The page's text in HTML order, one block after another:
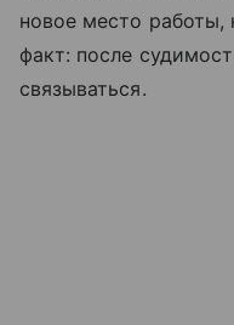
новое место работы,
факт: после
связываться.